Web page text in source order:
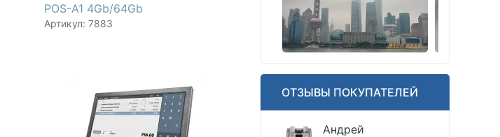
POS-A1 4Gb/64Gb
Артикул: 7883
ОТЗЫВЫ ПОКУПАТЕЛЕЙ
Андрей